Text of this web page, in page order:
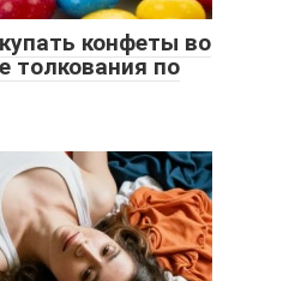
конфеты во
толкования по